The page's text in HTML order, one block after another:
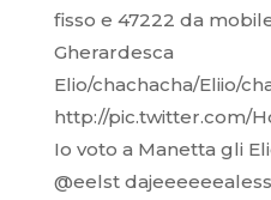
fisso e 47222 da
Gherardesca
Elio/chachacha/Eliio/
http://pic.twitter.com/
Io voto a Manetta gli
@eelst